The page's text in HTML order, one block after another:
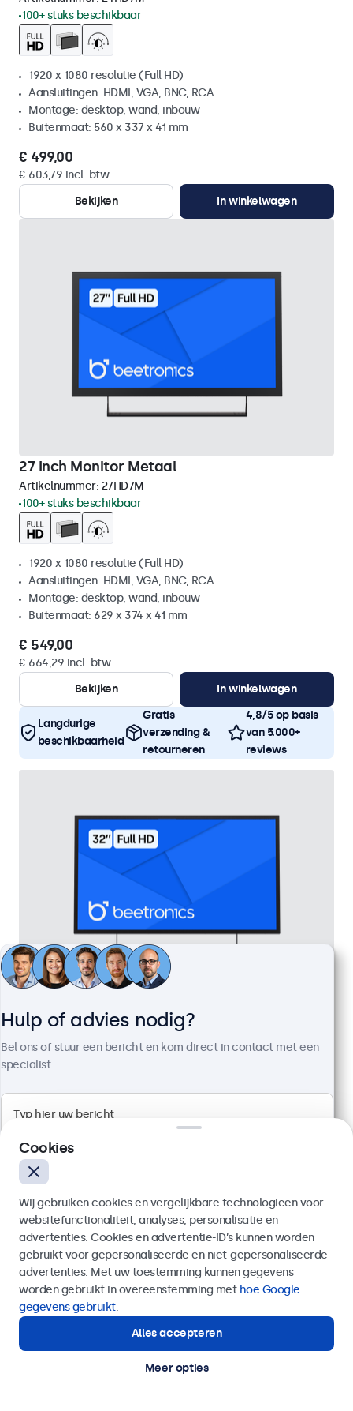
100+ stuks beschikbaar
1920 x 1080 resolutie (Full HD)
Aansluitingen: HDMI, VGA, BNC, RCA
Montage: desktop, wand, inbouw
Buitenmaat: 560 x 337 x 41 mm
€ 499,00
€ 603,79 incl. btw
Bekijken
In winkelwagen
27 Inch Monitor Metaal
Artikelnummer: 27HD7M
100+ stuks beschikbaar
1920 x 1080 resolutie (Full HD)
Aansluitingen: HDMI, VGA, BNC, RCA
Montage: desktop, wand, inbouw
Buitenmaat: 629 x 374 x 41 mm
€ 549,00
€ 664,29 incl. btw
Bekijken
In winkelwagen
Langdurige
beschikbaarheid
Gratis
verzending &
retourneren
4,8/5 op basis
van 5.000+
reviews
32 Inch Monitor Metaal
100+ stuks beschikbaar
1920 x 1080 resolutie (Full HD)
Aansluitingen: HDMI, VGA, BNC, RCA
Montage: desktop, wand, inbouw
Buitenmaat: 726 x 420 x 42 mm
€ 599,00
€ 724,79 incl. btw
Bekijken
In winkelwagen
Displays voor kiosks en self-service
Deze monitoren en touchscreens zijn speciaal
Met uitgebreide configuratiemogelijkheden en
Hulp of advies nodig?
Bel ons of stuur een bericht en kom direct in contact met een
specialist.
Verzenden
Of bel ons op
Hulp of advies nodig?
Direct contact met een specialist.
Cookies
Wij gebruiken cookies en vergelijkbare technologieën voor
websitefunctionaliteit, analyses, personalisatie en
advertenties. Cookies en advertentie-ID’s kunnen worden
gebruikt voor gepersonaliseerde en niet-gepersonaliseerde
advertenties. Met uw toestemming kunnen gegevens
worden gebruikt in overeenstemming met hoe Google
gegevens gebruikt.
Alles accepteren
Meer opties